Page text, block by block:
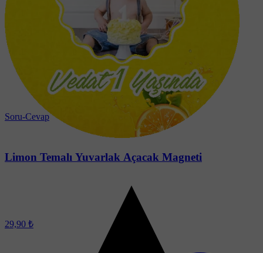
Soru-Cevap
Limon Temalı Yuvarlak Açacak Magneti
29,90 ₺